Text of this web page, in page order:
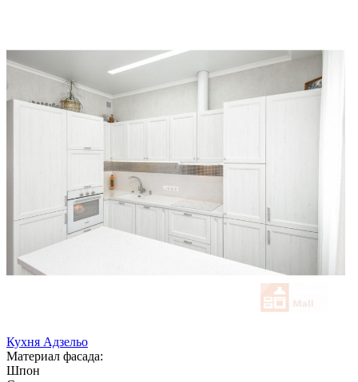
Кухня Адзельо
Материал фасада:
Шпон